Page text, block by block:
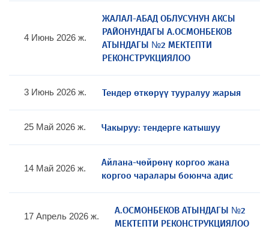
4 Июнь 2026 ж.
ЖАЛАЛ-АБАД ОБЛУСУНУН АКСЫ
РАЙОНУНДАГЫ А.ОСМОНБЕКОВ
АТЫНДАГЫ №2 МЕКТЕПТИ
РЕКОНСТРУКЦИЯЛОО
3 Июнь 2026 ж. Тендер өткөрүү тууралуу жарыя
25 Май 2026 ж. Чакыруу: тендерге катышуу
14 Май 2026 ж.
Айлана-чөйрөнү коргоо жана
коргоо чаралары боюнча адис
17 Апрель 2026 ж.
А.ОСМОНБЕКОВ АТЫНДАГЫ №2
МЕКТЕПТИ РЕКОНСТРУКЦИЯЛОО